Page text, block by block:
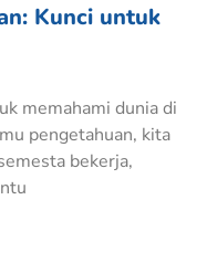
Kunci untuk
memahami dunia di
pengetahuan, kita
bekerja,